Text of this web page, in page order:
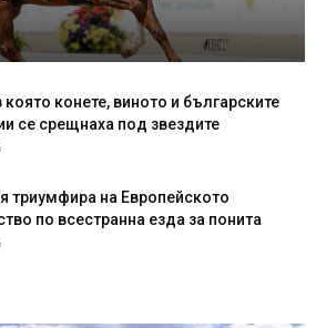
която конете, виното и българските
се срещнаха под звездите
триумфира на Европейското
по всестранна езда за понита